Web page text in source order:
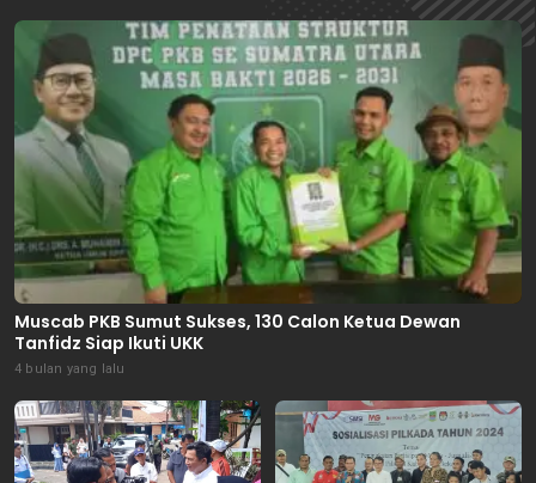
Muscab PKB Sumut Sukses, 130 Calon Ketua Dewan
Tanfidz Siap Ikuti UKK
4 bulan yang lalu